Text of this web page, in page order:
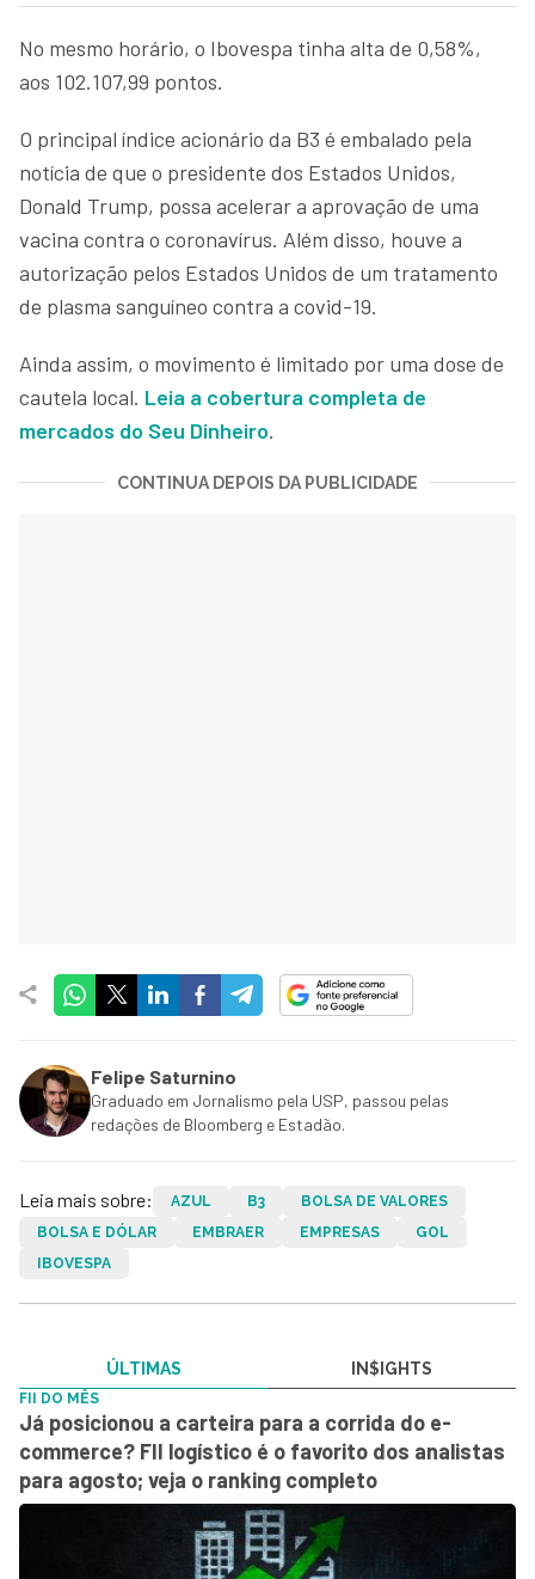
No mesmo horário, o Ibovespa tinha alta de 0,58%,
aos 102.107,99 pontos.
O principal índice acionário da B3 é embalado pela
notícia de que o presidente dos Estados Unidos,
Donald Trump, possa acelerar a aprovação de uma
vacina contra o coronavírus. Além disso, houve a
autorização pelos Estados Unidos de um tratamento
de plasma sanguíneo contra a covid-19.
Ainda assim, o movimento é limitado por uma dose de
cautela local. Leia a cobertura completa de
mercados do Seu Dinheiro.
CONTINUA DEPOIS DA PUBLICIDADE
Felipe Saturnino
Graduado em Jornalismo pela USP, passou pelas
redações de Bloomberg e Estadão.
Leia mais sobre: AZUL B3
BOLSA DE VALORES
BOLSA E DÓLAR
EMBRAER EMPRESAS
GOL
IBOVESPA
ÚLTIMAS IN$IGHTS
FII DO MÊS
Já posicionou a carteira para a corrida do e-
commerce? FII logístico é o favorito dos analistas
para agosto; veja o ranking completo